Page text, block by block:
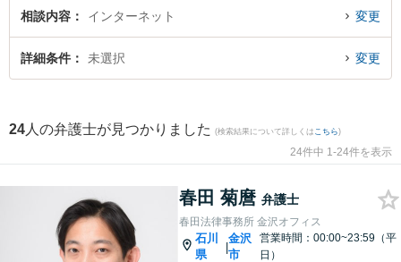
ターネットのトラブルを今すぐに弁護士に相談したい』『インターネットのト
ラブル解決の実績豊富な近くの弁護士を検索したい』『初回相談無料でインタ
ーネットを法律相談できる石川県内の弁護士に相談予約したい』などでお困り
相談内容 インターネット 変更
詳細条件 未選択 変更
24 人の弁護士が見つかりました (検索結果について詳しくは こちら)
24件中 1-24件を表示
春田 菊麿 弁護士
春田法律事務所 金沢オフィス
石川
県
|
金沢
市
営業時間：00:00~23:59（平
日）